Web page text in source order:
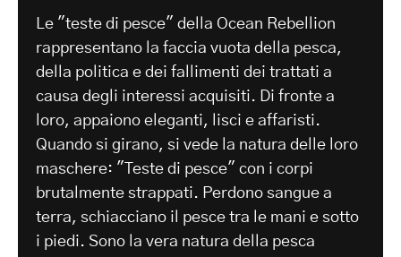
Le "teste di pesce" della Ocean Rebellion
rappresentano la faccia vuota della pesca,
della politica e dei fallimenti dei trattati a
causa degli interessi acquisiti. Di fronte a
loro, appaiono eleganti, lisci e affaristi.
Quando si girano, si vede la natura delle loro
maschere: "Teste di pesce" con i corpi
brutalmente strappati. Perdono sangue a
terra, schiacciano il pesce tra le mani e sotto
i piedi. Sono la vera natura della pesca